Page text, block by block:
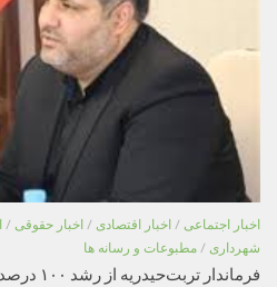
اخبار اجتماعی / اخبار اقتصادی / اخبار حقوقی /
شهرداری / مطبوعات و رسانه ها